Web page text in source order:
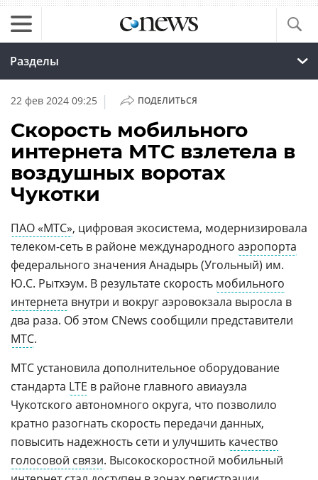
Разделы
22 фев 2024 09:25 | ПОДЕЛИТЬСЯ
Скорость мобильного
интернета МТС взлетела в
воздушных воротах
Чукотки
ПАО «МТС», цифровая экосистема, модернизировала
телеком-сеть в районе международного аэропорта
федерального значения Анадырь (Угольный) им.
Ю.С. Рытхэум. В результате скорость мобильного
интернета внутри и вокруг аэровокзала выросла в
два раза. Об этом CNews сообщили представители
МТС.
МТС установила дополнительное оборудование
стандарта LTE в районе главного авиаузла
Чукотского автономного округа, что позволило
кратно разогнать скорость передачи данных,
повысить надежность сети и улучшить качество
голосовой связи. Высокоскоростной мобильный